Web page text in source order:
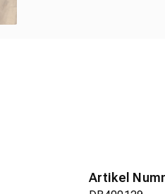
Artikel